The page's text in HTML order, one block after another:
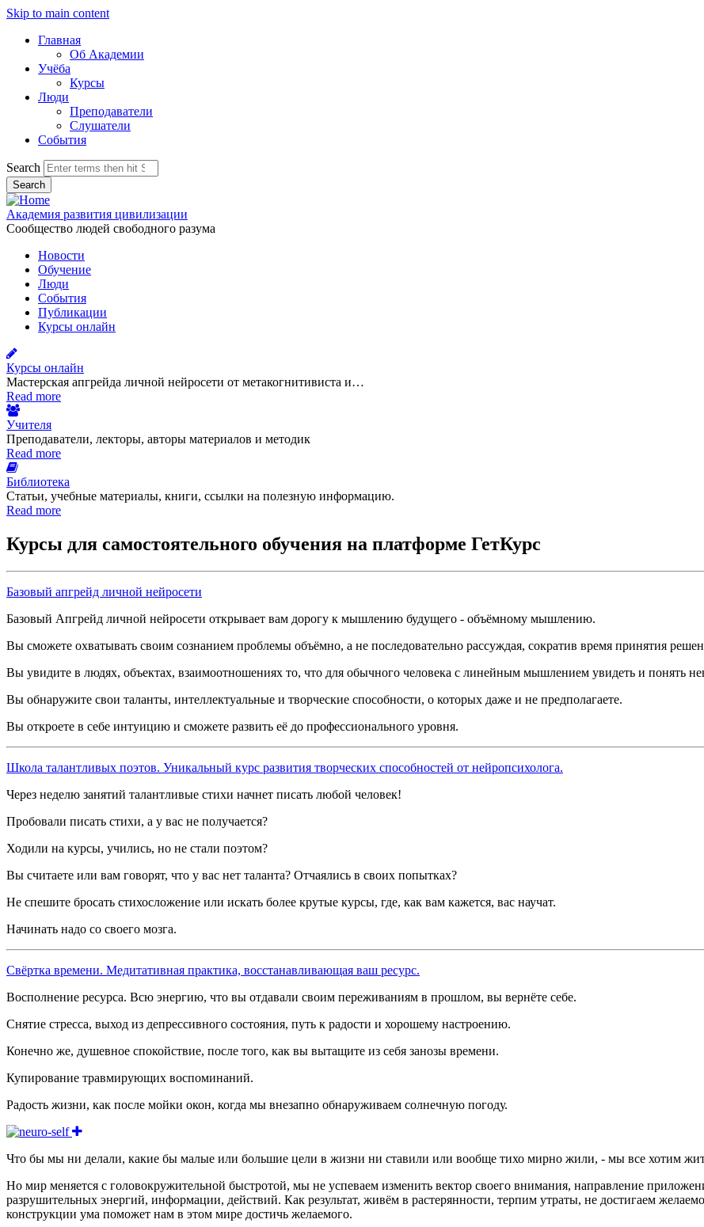
Skip to main content
Главная
Об Академии
Учёба
Курсы
Люди
Преподаватели
Слушатели
События
Search
Академия развития цивилизации
Сообщество людей свободного разума
Новости
Обучение
Люди
События
Публикации
Курсы онлайн
Курсы онлайн
Мастерская апгрейда личной нейросети от метакогнитивиста и…
Read more
Учителя
Преподаватели, лекторы, авторы материалов и методик
Read more
Библиотека
Статьи, учебные материалы, книги, ссылки на полезную информацию.
Read more
Курсы для самостоятельного обучения на платформе ГетКурс
Базовый апгрейд личной нейросети
Базовый Апгрейд личной нейросети открывает вам дорогу к мышлению будущего - объёмному мышлению.
Вы сможете охватывать своим сознанием проблемы объёмно, а не последовательно рассуждая, сократив время принятия
Вы увидите в людях, объектах, взаимоотношениях то, что для обычного человека с линейным мышлением увидеть и понять
Вы обнаружите свои таланты, интеллектуальные и творческие способности, о которых даже и не предполагаете.
Вы откроете в себе интуицию и сможете развить её до профессионального уровня.
Школа талантливых поэтов. Уникальный курс развития творческих способностей от нейропсихолога.
Через неделю занятий талантливые стихи начнет писать любой человек!
Пробовали писать стихи, а у вас не получается?
Ходили на курсы, учились, но не стали поэтом?
Вы считаете или вам говорят, что у вас нет таланта? Отчаялись в своих попытках?
Не спешите бросать стихосложение или искать более крутые курсы, где, как вам кажется, вас научат.
Начинать надо со своего мозга.
Свёртка времени. Медитативная практика, восстанавливающая ваш ресурс.
Восполнение ресурса. Всю энергию, что вы отдавали своим переживаниям в прошлом, вы вернёте себе.
Снятие стресса, выход из депрессивного состояния, путь к радости и хорошему настроению.
Конечно же, душевное спокойствие, после того, как вы вытащите из себя занозы времени.
Купирование травмирующих воспоминаний.
Радость жизни, как после мойки окон, когда мы внезапно обнаруживаем солнечную погоду.
Что бы мы ни делали, какие бы малые или большие цели в жизни ни ставили или вообще тихо мирно жили, - мы все хотим
Но мир меняется с головокружительной быстротой, мы не успеваем изменить вектор своего внимания, направление
разрушительных энергий, информации, действий. Как результат, живём в растерянности, терпим утраты, не достигаем
конструкции ума поможет нам в этом мире достичь желаемого.